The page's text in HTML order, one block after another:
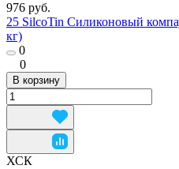
976 руб.
25 SilcoTin Силиконовый
кг)
0
0
В корзину
ХСК